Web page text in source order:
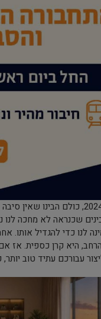
בישראל של 2024, כולם
שכנראה לא מחכה
לנו כדי להגדיל אותו.
היא קרן כספית. אז
עבורכם עתיד טוב